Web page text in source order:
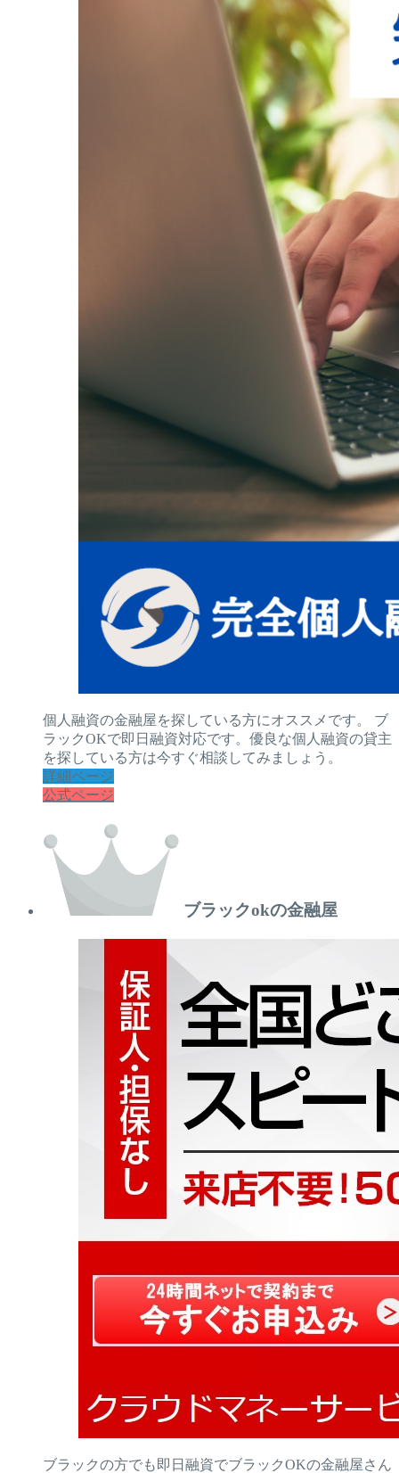
個人融資の金融屋を探している方にオススメです。 ブ
ラックOKで即日融資対応です。優良な個人融資の貸主
を探している方は今すぐ相談してみましょう。
詳細ページ
公式ページ
ブラックokの金融屋
ブラックの方でも即日融資でブラックOKの金融屋さん